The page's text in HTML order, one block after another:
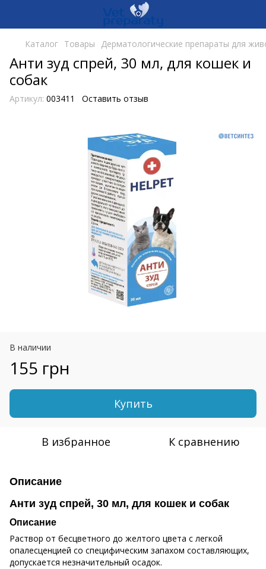
Каталог Товары Дерматологические препараты для
Анти зуд спрей, 30 мл, для кошек и
собак
Артикул: 003411 Оставить отзыв
В наличии
155 грн
Купить
В избранное К сравнению
Описание
Анти зуд спрей, 30 мл, для кошек и собак
Описание
Раствор от бесцветного до желтого цвета с легкой
опалесценцией со специфическим запахом составляющих,
допускается незначительный осадок.